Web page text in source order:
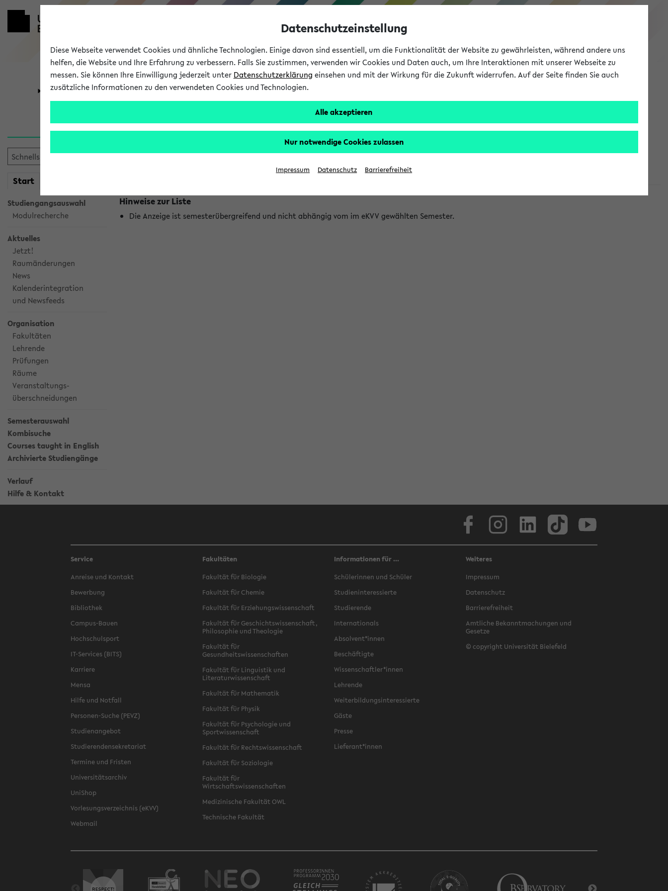
eKVV
Universität Forschung Studium
Start
Studiengangsauswahl
Modulrecherche
Aktuelles
Jetzt!
Raumänderungen
News
Kalenderintegration
und Newsfeeds
Organisation
Fakultäten
Lehrende
Prüfungen
Räume
Veranstaltungs-
überschneidungen
Semesterauswahl
Kombisuche
Courses taught in English
Archivierte Studiengänge
Verlauf
Hilfe & Kontakt
Jetzt und in Kürze stattfindende Veranstaltungen
Hinweise zur Liste
Die Anzeige ist semesterübergreifend und nicht abhängig vom im eKVV gewählten Semester.
Service
Anreise und Kontakt
Bewerbung
Bibliothek
Campus-Bauen
Hochschulsport
IT-Services (BITS)
Karriere
Mensa
Hilfe und Notfall
Personen-Suche (PEVZ)
Studienangebot
Studierendensekretariat
Termine und Fristen
Universitätsarchiv
UniShop
Vorlesungsverzeichnis (eKVV)
Webmail
Fakultäten
Fakultät für Biologie
Fakultät für Chemie
Fakultät für Erziehungswissenschaft
Fakultät für Geschichtswissenschaft,
Philosophie und Theologie
Fakultät für
Gesundheitswissenschaften
Fakultät für Linguistik und
Literaturwissenschaft
Fakultät für Mathematik
Fakultät für Physik
Fakultät für Psychologie und
Sportwissenschaft
Fakultät für Rechtswissenschaft
Fakultät für Soziologie
Fakultät für
Wirtschaftswissenschaften
Medizinische Fakultät OWL
Technische Fakultät
Informationen für ...
Schülerinnen und Schüler
Studieninteressierte
Studierende
Internationals
Absolvent*innen
Beschäftigte
Wissenschaftler*innen
Lehrende
Weiterbildungsinteressierte
Gäste
Presse
Lieferant*innen
Weiteres
Impressum
Datenschutz
Barrierefreiheit
Amtliche Bekanntmachungen und
Gesetze
© copyright Universität Bielefeld
Datenschutzeinstellung
Diese Webseite verwendet Cookies und ähnliche Technologien. Einige davon sind essentiell, um die Funktionalität der Website zu gewährleisten, während andere uns
helfen, die Website und Ihre Erfahrung zu verbessern. Falls Sie zustimmen, verwenden wir Cookies und Daten auch, um Ihre Interaktionen mit unserer Webseite zu
messen. Sie können Ihre Einwilligung jederzeit unter Datenschutzerklärung einsehen und mit der Wirkung für die Zukunft widerrufen. Auf der Seite finden Sie auch
zusätzliche Informationen zu den verwendeten Cookies und Technologien.
Alle akzeptieren
Nur notwendige Cookies zulassen
Impressum Datenschutz Barrierefreiheit